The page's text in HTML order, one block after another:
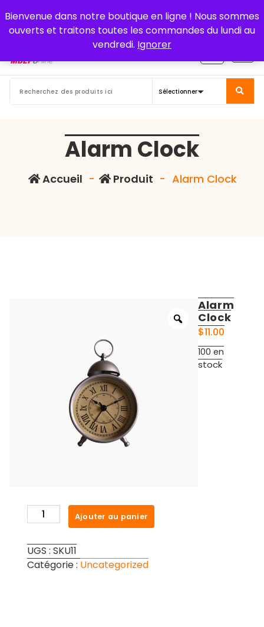
Bienvenue dans notre boutique en ligne ! Nous sommes
ouverts et traitons toutes les commandes du lundi au
vendredi. Ignorer
au
contenu
Alarm Clock
Accueil - Produit - Alarm Clock
Alarm
Clock
$11.00
100 en
stock
quantité
de
Clock
Ajouter au panier
UGS : SKU11
Catégorie : Uncategorized